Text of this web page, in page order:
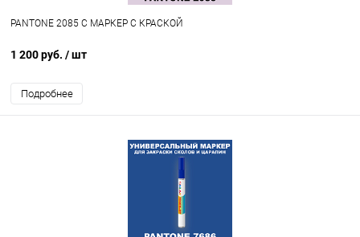
PANTONE 2085 C МАРКЕР С КРАСКОЙ
1 200 руб. / шт
Подробнее